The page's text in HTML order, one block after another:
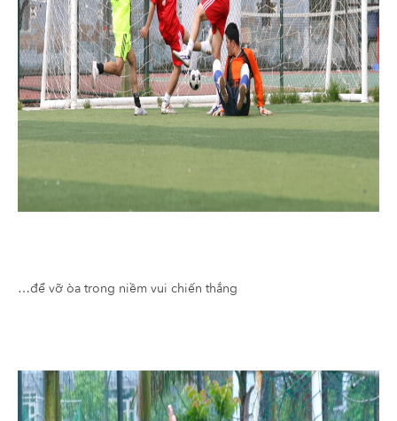
…để vỡ òa trong niềm vui chiến thắng